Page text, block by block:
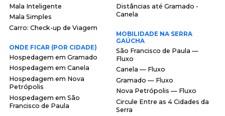
Mala Inteligente
Mala Simples
Carro: Check-up de Viagem
ONDE FICAR (POR CIDADE)
Hospedagem em Gramado
Hospedagem em Canela
Hospedagem em Nova
Petrópolis
Hospedagem em São
Francisco de Paula
Distâncias até Gramado -
Canela
MOBILIDADE NA SERRA
GAÚCHA
São Francisco de Paula —
Fluxo
Canela — Fluxo
Gramado — Fluxo
Nova Petrópolis — Fluxo
Circule Entre as 4 Cidades da
Serra